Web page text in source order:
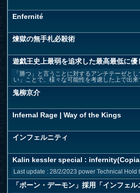
Enfernité
煉獄の無手札必殺術
遊戯王史上最弱を追求した最高最低に優
「勝つ」と言うことに対するアンチテーゼと
い」ことで、様々な可能性を考慮した上で出来
鬼柳京介
Infernal Rage | Way of the Kings
インフェルニティ
Kalin kessler special :
Last update : 28/2/2023 power Technical Hold
「ボーン・デーモン」採用「インフェ